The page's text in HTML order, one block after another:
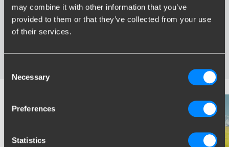
may combine it with other information that you’ve
provided to them or that they’ve collected from your use
of their services.
Selection
Necessary
Preferences
Statistics
Le plus vaste assortiment en France
Attelage spécialement développé pour votre véhicule
Attelages certifies fiable
Testés dans des conditions extrêmes